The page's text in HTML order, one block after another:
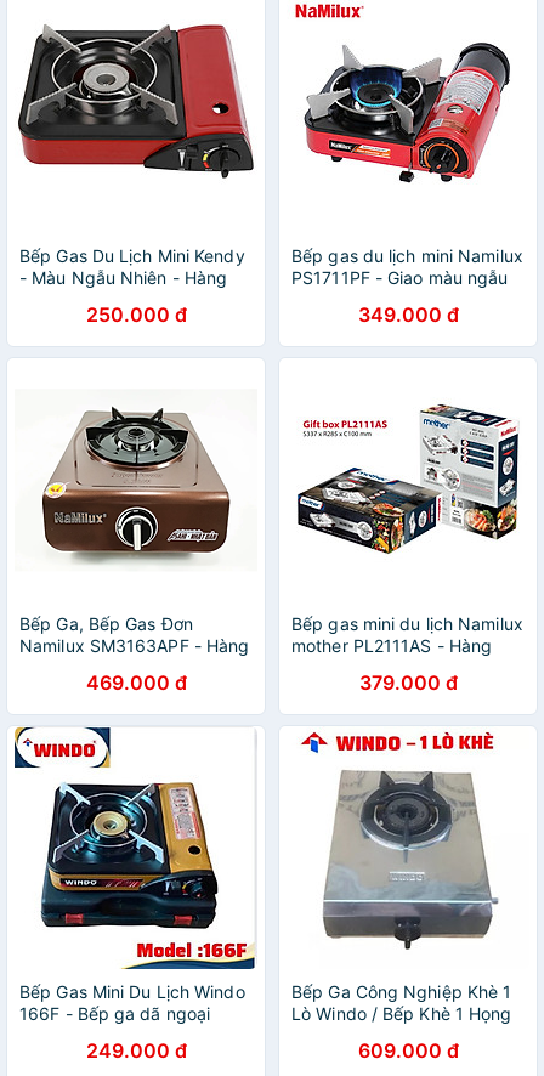
Bếp Gas Du Lịch Mini Kendy
- Màu Ngẫu Nhiên - Hàng
250.000 đ
Bếp gas du lịch mini Namilux
PS1711PF - Giao màu ngẫu
349.000 đ
Bếp Ga, Bếp Gas Đơn
Namilux SM3163APF - Hàng
469.000 đ
Bếp gas mini du lịch Namilux
mother PL2111AS - Hàng
379.000 đ
Bếp Gas Mini Du Lịch Windo
166F - Bếp ga dã ngoại
Chính Hãng249.000 đ
Bếp Ga Công Nghiệp Khè 1
Lò Windo / Bếp Khè 1 Họng
Hàng Chính Hãng
609.000 đ